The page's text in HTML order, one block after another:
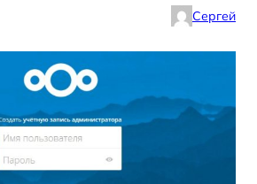
Сергей